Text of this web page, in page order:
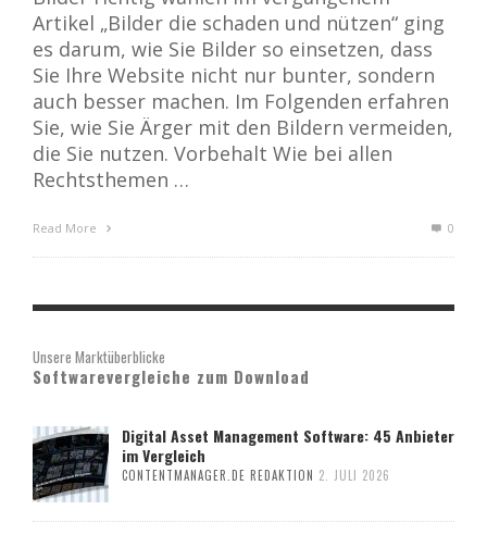
Artikel „Bilder die schaden und nützen“ ging
es darum, wie Sie Bilder so einsetzen, dass
Sie Ihre Website nicht nur bunter, sondern
auch besser machen. Im Folgenden erfahren
Sie, wie Sie Ärger mit den Bildern vermeiden,
die Sie nutzen. Vorbehalt Wie bei allen
Rechtsthemen …
Read More 0
Unsere Marktüberblicke
Softwarevergleiche zum Download
Digital Asset Management Software: 45 Anbieter
im Vergleich
CONTENTMANAGER.DE REDAKTION 2. JULI 2026